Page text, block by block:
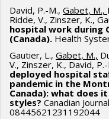
David, P.-M., Gabet, M.,
Ridde, V., Zinszer, K.,
hospital work during
(Canada). Health
Gautier, L., Gabet, M.,
V., Zinszer, K., David,
deployed hospital
pandemic in the
Canada): what does
styles? Canadian
08445621231192044